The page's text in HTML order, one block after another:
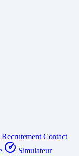
Recrutement Contact
Simulateur